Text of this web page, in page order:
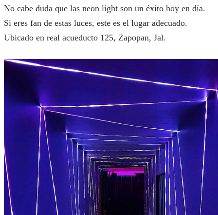
No cabe duda que las neon light son un éxito hoy en día.
Si eres fan de estas luces, este es el lugar adecuado.
Ubicado en real acueducto 125, Zapopan, Jal.